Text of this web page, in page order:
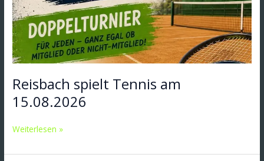
Reisbach spielt Tennis am
15.08.2026
Weiterlesen »